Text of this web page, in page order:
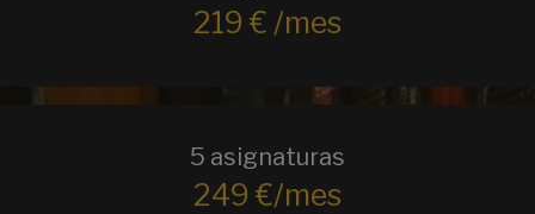
219 € /mes
5 asignaturas
249 €/mes